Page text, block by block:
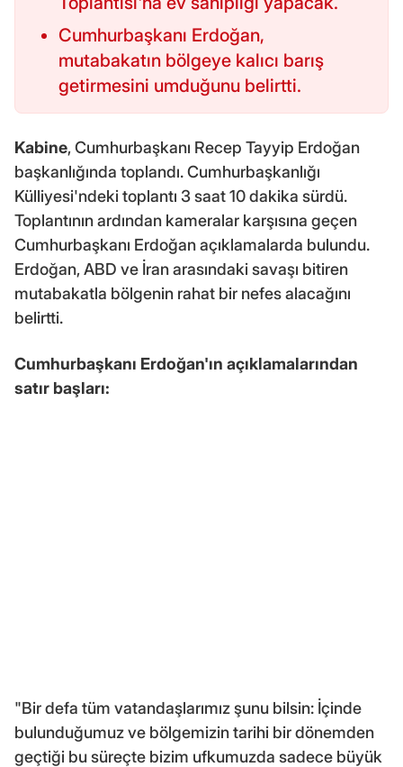
Cumhurbaşkanı Erdoğan,
mutabakatın bölgeye kalıcı barış
getirmesini umduğunu belirtti.
Kabine, Cumhurbaşkanı Recep Tayyip Erdoğan
başkanlığında toplandı. Cumhurbaşkanlığı
Külliyesi'ndeki toplantı 3 saat 10 dakika sürdü.
Toplantının ardından kameralar karşısına geçen
Cumhurbaşkanı Erdoğan açıklamalarda bulundu.
Erdoğan, ABD ve İran arasındaki savaşı bitiren
mutabakatla bölgenin rahat bir nefes alacağını
belirtti.
Cumhurbaşkanı Erdoğan'ın açıklamalarından
satır başları:
"Bir defa tüm vatandaşlarımız şunu bilsin: İçinde
bulunduğumuz ve bölgemizin tarihi bir dönemden
geçtiği bu süreçte bizim ufkumuzda sadece büyük